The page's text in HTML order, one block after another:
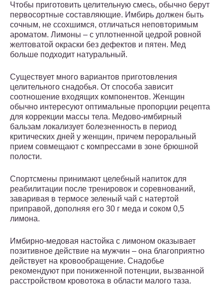
Чтобы приготовить целительную смесь, обычно берут
первосортные составляющие. Имбирь должен быть
сочным, не ссохшимся, отличаться неповторимым
ароматом. Лимоны – с уплотненной цедрой ровной
желтоватой окраски без дефектов и пятен. Мед
больше подходит натуральный.
Существует много вариантов приготовления
целительного снадобья. От способа зависит
соотношение входящих компонентов. Женщин
обычно интересуют оптимальные пропорции рецепта
для коррекции массы тела. Медово-имбирный
бальзам локализует болезненность в период
критических дней у женщин, причем пероральный
прием совмещают с компрессами в зоне брюшной
полости.
Спортсмены принимают целебный напиток для
реабилитации после тренировок и соревнований,
заваривая в термосе зеленый чай с натертой
приправой, дополняя его 30 г меда и соком 0,5
лимона.
Имбирно-медовая настойка с лимоном оказывает
позитивное действие на мужчин – она благоприятно
действует на кровообращение. Снадобье
рекомендуют при пониженной потенции, вызванной
расстройством кровотока в области малого таза.